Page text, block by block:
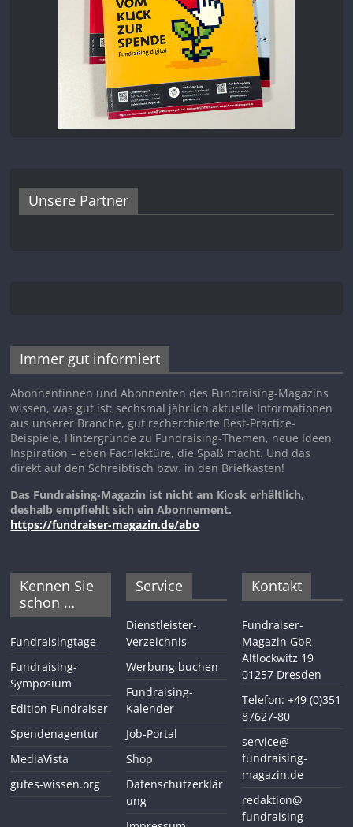
Unsere Partner
Immer gut informiert
Abonnentinnen und Abonnenten des Fundraising-Magazins
wissen, was gut ist: sechsmal jährlich aktuelle Informationen
aus unserer Branche, gut recherchierte Best-Practice-
Beispiele, Hintergründe zu Fundraising-Themen, neue Ideen,
Inspiration – eben Fachlektüre, die Spaß macht. Und das
direkt auf den Schreibtisch bzw. in den Briefkasten!
Das Fundraising-Magazin ist nicht am Kiosk erhältlich,
deshalb empfiehlt sich ein Abonnement.
https://fundraiser-magazin.de/abo
Kennen Sie
schon …
Fundraisingtage
Fundraising-
Symposium
Edition Fundraiser
Spendenagentur
MediaVista
gutes-wissen.org
Service
Dienstleister-
Verzeichnis
Werbung buchen
Fundraising-
Kalender
Job-Portal
Shop
Datenschutzerklär
ung
Kontakt
Fundraiser-
Magazin GbR
Altlockwitz 19
01257 Dresden
Telefon: +49 (0)351
87627-80
service@
fundraising-
magazin.de
redaktion@
fundraising-